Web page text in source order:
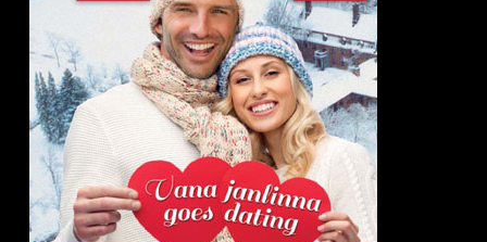
(Hämeenlinna
La
13.2.2016)